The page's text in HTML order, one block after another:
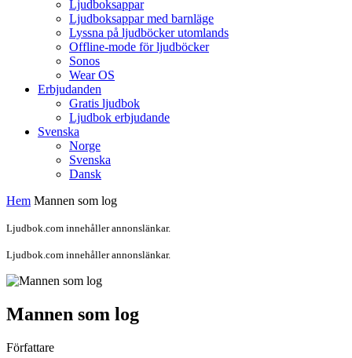
Ljudboksappar
Ljudboksappar med barnläge
Lyssna på ljudböcker utomlands
Offline-mode för ljudböcker
Sonos
Wear OS
Erbjudanden
Gratis ljudbok
Ljudbok erbjudande
Svenska
Norge
Svenska
Dansk
Hem Mannen som log
Ljudbok.com innehåller annonslänkar.
Ljudbok.com innehåller annonslänkar.
Mannen som log
Författare